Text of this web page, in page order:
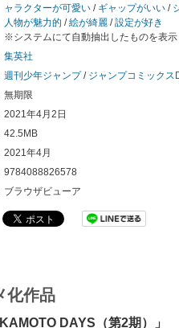
ャラクターが可愛い / ギャップがいい /
人物が魅力的 /絵が綺麗 /設定が好き
※システムにて自動抽出したものを表
集英社
週刊少年ジャンプ/ ジャンプコミックス
無期限
2021年4月2日
42.5MB
2021年4月
9784088826578
ブラウザビューア
化作品
DAYS（第2期）」